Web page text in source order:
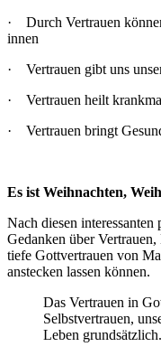
· Durch Vertrauen
innen
· Vertrauen gibt uns
· Vertrauen heilt
· Vertrauen bringt
Es ist Weihnachten,
Nach diesen
Gedanken über
tiefe Gottvertrauen von
anstecken lassen können.
Das Vertrauen in
Selbstvertrauen,
Leben grundsätzlich.